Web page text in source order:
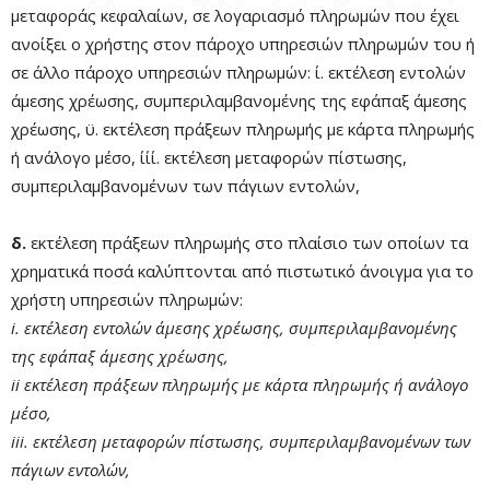
μεταφοράς κεφαλαίων, σε λογαριασμό πληρωμών που έχει
ανοίξει ο χρήστης στον πάροχο υπηρεσιών πληρωμών του ή
σε άλλο πάροχο υπηρεσιών πληρωμών: ί. εκτέλεση εντολών
άμεσης χρέωσης, συμπεριλαμβανομένης της εφάπαξ άμεσης
χρέωσης, ϋ. εκτέλεση πράξεων πληρωμής με κάρτα πληρωμής
ή ανάλογο μέσο, ίίί. εκτέλεση μεταφορών πίστωσης,
συμπεριλαμβανομένων των πάγιων εντολών,
δ. εκτέλεση πράξεων πληρωμής στο πλαίσιο των οποίων τα
χρηματικά ποσά καλύπτονται από πιστωτικό άνοιγμα για το
χρήστη υπηρεσιών πληρωμών:
i. εκτέλεση εντολών άμεσης χρέωσης, συμπεριλαμβανομένης
της εφάπαξ άμεσης χρέωσης,
ii εκτέλεση πράξεων πληρωμής με κάρτα πληρωμής ή ανάλογο
μέσο,
iii. εκτέλεση μεταφορών πίστωσης, συμπεριλαμβανομένων των
πάγιων εντολών,